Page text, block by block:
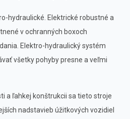
hydraulické. Elektrické robustné a
v ochranných boxoch
Elektro-hydraulický systém
všetky pohyby presne a veľmi
a ľahkej konštrukcii sa tieto stroje
nadstavieb úžitkových vozidiel